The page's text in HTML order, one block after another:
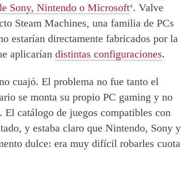
Sony, Nintendo o Microsoft‘. Valve
Steam Machines, una familia de PCs
estarían directamente fabricados por la
aplicarían distintas configuraciones.
cuajó. El problema no fue tanto el
se monta su propio PC gaming y no
catálogo de juegos compatibles con
y estaba claro que Nintendo, Sony y
dulce: era muy difícil robarles cuota